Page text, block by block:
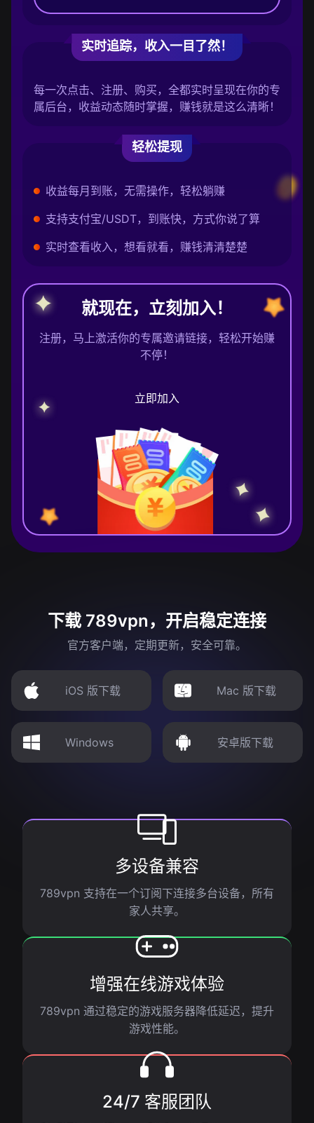
实时追踪，收入一目了然！
每一次点击、注册、购买，全都实时呈现在你的专
属后台，收益动态随时掌握，赚钱就是这么清晰！
轻松提现
收益每月到账，无需操作，轻松躺赚
支持支付宝/USDT，到账快，方式你说了算
实时查看收入，想看就看，赚钱清清楚楚
就现在，立刻加入！
注册，马上激活你的专属邀请链接，轻松开始赚
不停！
立即加入
下载 789vpn，开启稳定连接
官方客户端，定期更新，安全可靠。
iOS 版下载 Mac 版下载
Windows 安卓版下载
多设备兼容
789vpn 支持在一个订阅下连接多台设备，所有
家人共享。
增强在线游戏体验
789vpn 通过稳定的游戏服务器降低延迟，提升
游戏性能。
24/7 客服团队